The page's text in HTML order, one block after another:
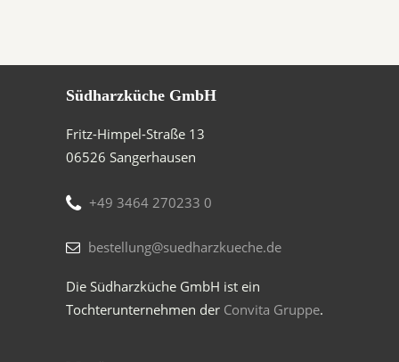
Südharzküche GmbH
Fritz-Himpel-Straße 13
06526 Sangerhausen
+49 3464 270233 0
bestellung@suedharzkueche.de
Die Südharzküche GmbH ist ein
Tochterunternehmen der Convita Gruppe.